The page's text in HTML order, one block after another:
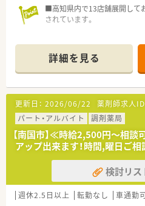
■高知県内で13店舗展開して
されています。
詳細を見る
更新日： 2026/06/22 薬剤師求人ID
パート・アルバイト
調剤薬局
【南国市】≪時給2,500円～相
アップ出来ます！時間,曜日ご
検討リス
週休2.5日以上 転勤なし 車通勤